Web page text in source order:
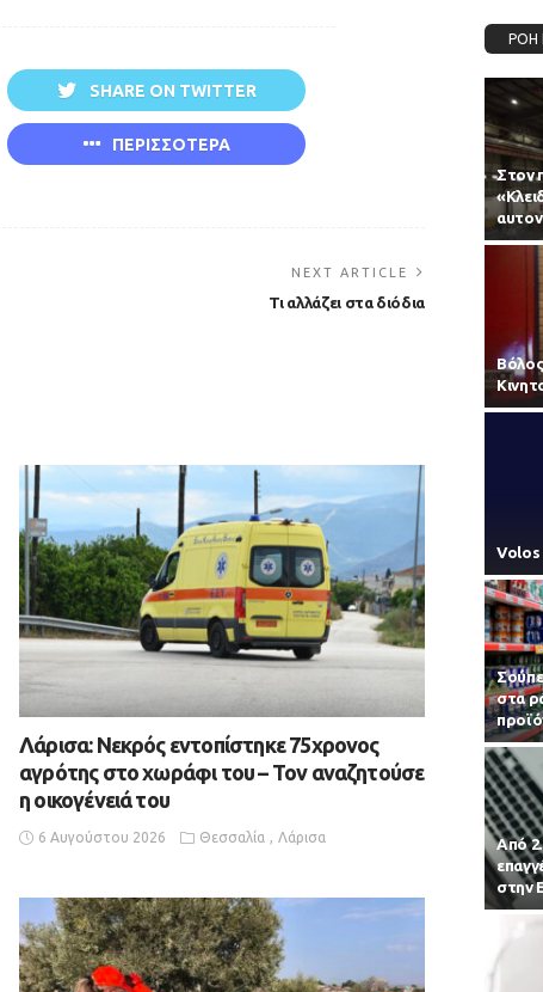
SHARE ON TWITTER
ΠΕΡΙΣΣΟΤΕΡΑ
NEXT ARTICLE
Τι αλλάζει στα διόδια
Λάρισα: Νεκρός εντοπίστηκε 75χρονος
αγρότης στο χωράφι του – Toν αναζητούσε
η οικογένειά του
6 Αυγούστου 2026 Θεσσαλία Λάρισα
ΡΟΗ
Στον
Volos
στα
Από
στην